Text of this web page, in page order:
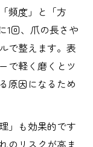
その活用法
方法を解説
安
慣化のコツ
クルを解説
良いのか
入れ頻度
頻度」と「方
1回、爪の長さや
で整えます。表
で軽く磨くとツ
原因になるため
」も効果的です
のリスクが高ま